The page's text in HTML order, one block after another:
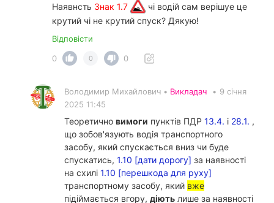
Наявнсть Знак 1.7
чi водiй сам верiшуе це
крутий чi не крутий спуск? Дякую!
Відповісти
0
0 0
Володимир Михайлович • Викладач • 9 січня
2025 11:45
Теоретично вимоги пунктів ПДР 13.4. і 28.1. ,
що зобов'язують водія транспортного
засобу, який спускається вниз чи буде
спускатись, 1.10 [дати дорогу] за наявності
на схилі 1.10 [перешкода для руху]
транспортному засобу, який вже
підіймається вгору, діють лише за наявності